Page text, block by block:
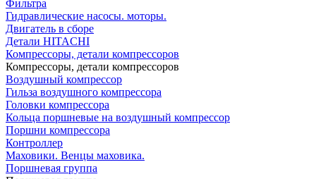
Фильтра
Гидравлические насосы. моторы.
Двигатель в сборе
Детали HITACHI
Компрессоры, детали компрессоров
Компрессоры, детали компрессоров
Воздушный компрессор
Гильза воздушного компрессора
Головки компрессора
Кольца поршневые на воздушный компрессор
Поршни компрессора
Контроллер
Маховики. Венцы маховика.
Поршневая группа